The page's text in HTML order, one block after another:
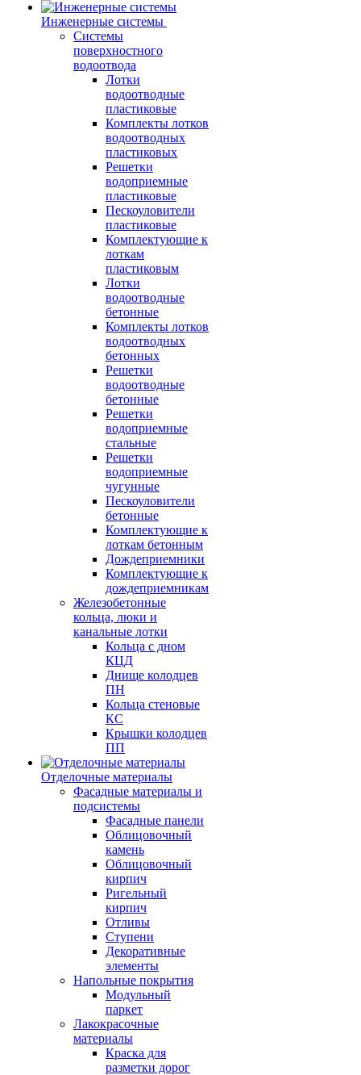
Инженерные системы
Системы
поверхностного
водоотвода
Лотки
водоотводные
пластиковые
Комплекты лотков
водоотводных
пластиковых
Решетки
водоприемные
пластиковые
Пескоуловители
пластиковые
Комплектующие к
лоткам
пластиковым
Лотки
водоотводные
бетонные
Комплекты лотков
водоотводных
бетонных
Решетки
водоотводные
бетонные
Решетки
водоприемные
стальные
Решетки
водоприемные
чугунные
Пескоуловители
бетонные
Комплектующие к
лоткам бетонным
Дождеприемники
Комплектующие к
дождеприемникам
Железобетонные
кольца, люки и
канальные лотки
Кольца с дном
КЦД
Днище колодцев
ПН
Кольца стеновые
КС
Крышки колодцев
ПП
Отделочные материалы
Фасадные материалы и
подсистемы
Фасадные панели
Облицовочный
камень
Облицовочный
кирпич
Ригельный
кирпич
Отливы
Ступени
Декоративные
элементы
Напольные покрытия
Модульный
паркет
Лакокрасочные
материалы
Краска для
разметки дорог